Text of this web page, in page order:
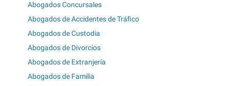
Abogados Concursales
Abogados de Accidentes de Tráfico
Abogados de Custodia
Abogados de Divorcios
Abogados de Extranjería
Abogados de Familia